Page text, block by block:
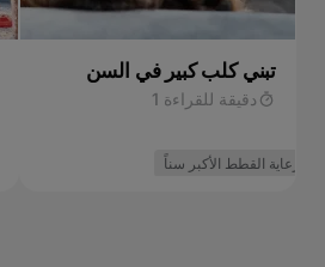
تبني كلب كبير في السن
دقيقة للقراءة 1
رعاية القطط الأكبر سناً